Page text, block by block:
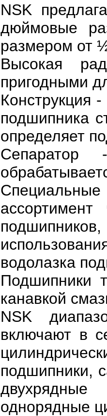
NSK
дюймовые
размером от
Высокая
пригодными
Конструкция
подшипника
определяет
Сепаратор
водолазка
Подшипники
канавкой
NSK
включают в
подшипники,
однорядные